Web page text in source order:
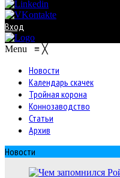
Вход
Menu ≡ ╳
Новости
Календарь скачек
Тройная корона
Коннозаводство
Статьи
Архив
Новости